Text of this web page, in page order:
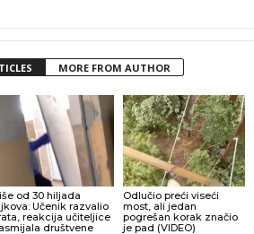
MORE FROM AUTHOR
od 30 hiljada
Učenik razvalio
reakcija učiteljice
društvene
Odlučio preći viseći
most, ali jedan
pogrešan korak značio
je pad (VIDEO)